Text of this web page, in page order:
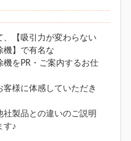
、【吸引力が変わらない
機】で有名な
機をPR・ご案内するお仕
客様に体感していただき
社製品との違いのご説明
す♪